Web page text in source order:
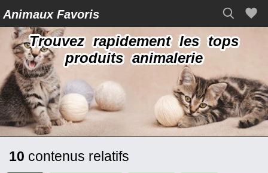
Animaux Favoris
Trouvez rapidement les tops
produits animalerie
10 contenus relatifs